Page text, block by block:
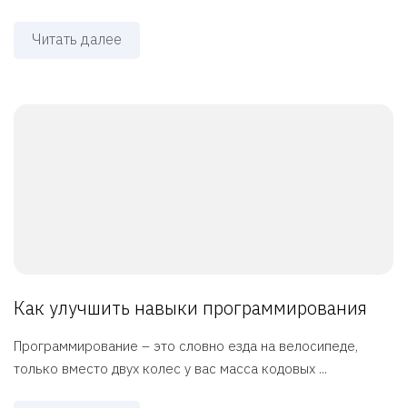
Читать далее
Как улучшить навыки программирования
Программирование – это словно езда на велосипеде,
только вместо двух колес у вас масса кодовых ...